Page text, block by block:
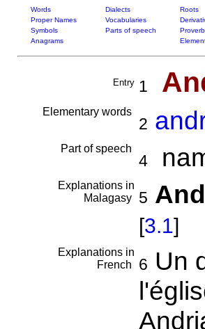
Words Dialects Roots
Proper Names
Vocabularies
Symbols
Parts of speech
Anagrams
Entry 1
Elementary words
2
Part of speech
4
Explanations in
Malagasy
5
[3.1]
Explanations in
French
6 Un